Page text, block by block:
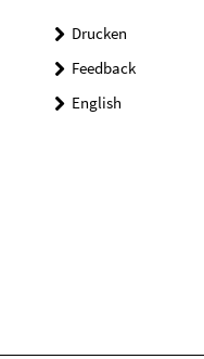
Drucken
Feedback
English